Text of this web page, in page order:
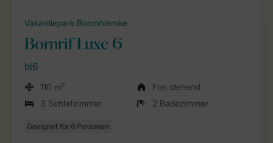
Vakantiepark Boomhiemke
Bornrif Luxe 6
bl6
110 m²
Frei stehend
3 Schlafzimmer
2 Badezimmer